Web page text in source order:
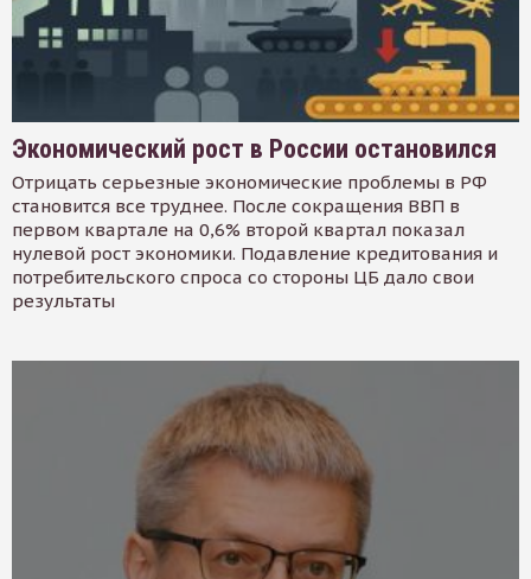
Экономический рост в России остановился
Отрицать серьезные экономические проблемы в РФ
становится все труднее. После сокращения ВВП в
первом квартале на 0,6% второй квартал показал
нулевой рост экономики. Подавление кредитования и
потребительского спроса со стороны ЦБ дало свои
результаты